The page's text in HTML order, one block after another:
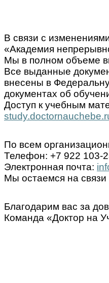
В связи с
«Академия
Мы в полном объеме
Все выданные
внесены в
документах об
Доступ к учебным
По всем
Телефон: +7 922 103-
Электронная почта:
Мы остаемся на
Благодарим вас за
Команда «Доктор на